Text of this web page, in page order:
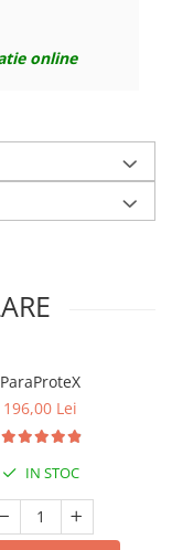
online
ParaProteX
196,00 Lei
IN STOC